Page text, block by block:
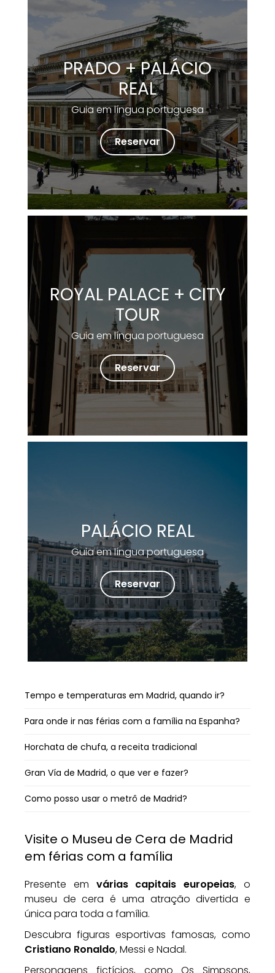
PRADO + PALÁCIO
REAL
Guia em língua portuguesa
Reservar
ROYAL PALACE + CITY
TOUR
Guia em língua portuguesa
Reservar
PALÁCIO REAL
Guia em língua portuguesa
Reservar
Tempo e temperaturas em Madrid, quando ir?
Para onde ir nas férias com a família na Espanha?
Horchata de chufa, a receita tradicional
Gran Vía de Madrid, o que ver e fazer?
Como posso usar o metrô de Madrid?
Visite o Museu de Cera de Madrid
em férias com a família
Presente em várias capitais europeias, o
museu de cera é uma atração divertida e
única para toda a família.
Descubra figuras esportivas famosas, como
Cristiano Ronaldo, Messi e Nadal.